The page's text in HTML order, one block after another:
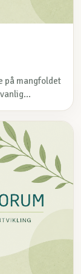
på mangfoldet